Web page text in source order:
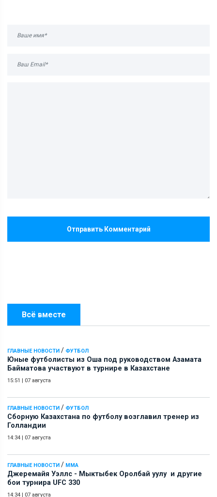
Всё вместе
ГЛАВНЫЕ НОВОСТИ / ФУТБОЛ
Юные футболисты из Оша под руководством Азамата
Байматова участвуют в турнире в Казахстане
15:51 | 07 августа
ГЛАВНЫЕ НОВОСТИ / ФУТБОЛ
Сборную Казахстана по футболу возглавил тренер из
Голландии
14:34 | 07 августа
ГЛАВНЫЕ НОВОСТИ / ММА
Джеремайя Уэллс - Мыктыбек Оролбай уулу и другие
бои турнира UFC 330
14:34 | 07 августа
Отправить Комментарий